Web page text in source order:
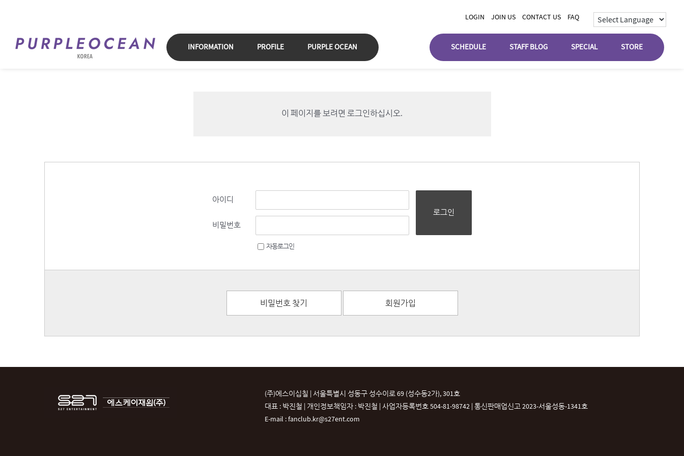
LOGIN JOIN US CONTACT US FAQ
INFORMATION PROFILE PURPLE OCEAN SCHEDULE STAFF BLOG SPECIAL STORE
이 페이지를 보려면 로그인하십시오.
아이디
비밀번호
자동로그인
로그인
비밀번호 찾기 회원가입
(주)에스이십칠 | 서울특별시 성동구 성수이로 69 (성수동2가), 301호
대표 : 박진철 | 개인정보책임자 : 박진철 | 사업자등록번호 504-81-98742 | 통신판매업신고 2023-서울성동-1341호
E-mail : fanclub.kr@s27ent.com